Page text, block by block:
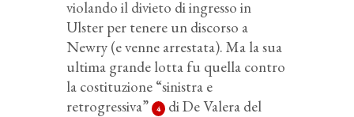
violando il divieto di ingresso in
Ulster per tenere un discorso a
Newry (e venne arrestata). Ma la sua
ultima grande lotta fu quella contro
la costituzione “sinistra e
retrogressiva”
4
di De Valera del